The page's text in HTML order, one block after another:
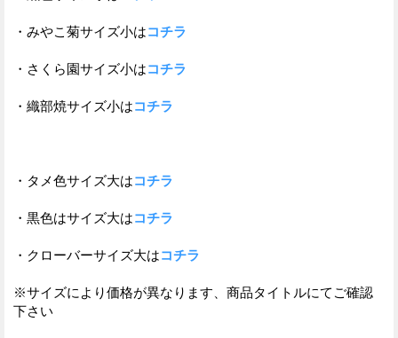
・みやこ菊サイズ小はコチラ
・さくら園サイズ小はコチラ
・織部焼サイズ小はコチラ
・タメ色サイズ大はコチラ
・黒色はサイズ大はコチラ
・クローバーサイズ大はコチラ
※サイズにより価格が異なります、商品タイトルにてご確認
下さい